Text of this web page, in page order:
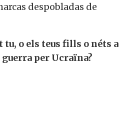
despobladas de
tu, o els teus fills o néts a
guerra per Ucraïna?